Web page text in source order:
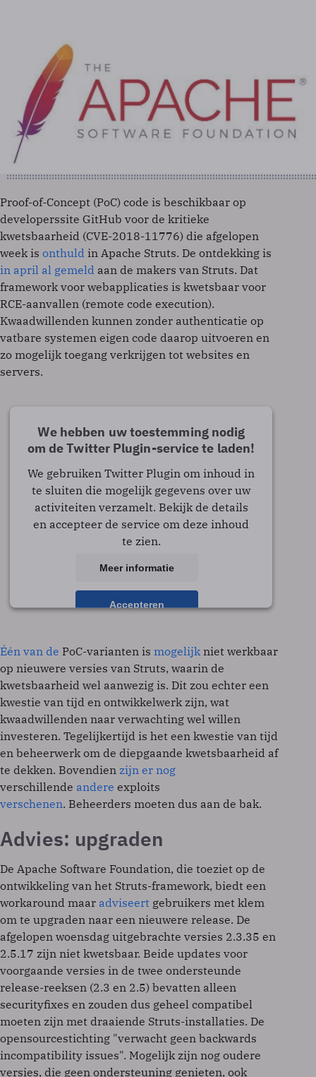
Proof-of-Concept (PoC) code is beschikbaar op
developerssite GitHub voor de kritieke
kwetsbaarheid (CVE-2018-11776) die afgelopen
week is onthuld in Apache Struts. De ontdekking is
in april al gemeld aan de makers van Struts. Dat
framework voor webapplicaties is kwetsbaar voor
RCE-aanvallen (remote code execution).
Kwaadwillenden kunnen zonder authenticatie op
vatbare systemen eigen code daarop uitvoeren en
zo mogelijk toegang verkrijgen tot websites en
servers.
We hebben uw toestemming nodig
om de Twitter Plugin-service te laden!
We gebruiken Twitter Plugin om inhoud in
te sluiten die mogelijk gegevens over uw
activiteiten verzamelt. Bekijk de details
en accepteer de service om deze inhoud
te zien.
Meer informatie
Accepteren
Platform
Één van de PoC-varianten is mogelijk niet werkbaar
op nieuwere versies van Struts, waarin de
kwetsbaarheid wel aanwezig is. Dit zou echter een
kwestie van tijd en ontwikkelwerk zijn, wat
kwaadwillenden naar verwachting wel willen
investeren. Tegelijkertijd is het een kwestie van tijd
en beheerwerk om de diepgaande kwetsbaarheid af
te dekken. Bovendien zijn er nog
verschillende andere exploits
verschenen. Beheerders moeten dus aan de bak.
Advies: upgraden
De Apache Software Foundation, die toeziet op de
ontwikkeling van het Struts-framework, biedt een
workaround maar adviseert gebruikers met klem
om te upgraden naar een nieuwere release. De
afgelopen woensdag uitgebrachte versies 2.3.35 en
2.5.17 zijn niet kwetsbaar. Beide updates voor
voorgaande versies in de twee ondersteunde
release-reeksen (2.3 en 2.5) bevatten alleen
securityfixes en zouden dus geheel compatibel
moeten zijn met draaiende Struts-installaties. De
opensourcestichting "verwacht geen backwards
incompatibility issues". Mogelijk zijn nog oudere
versies, die geen ondersteuning genieten, ook